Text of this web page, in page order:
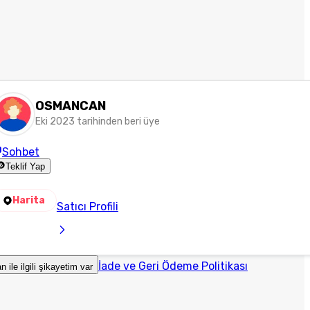
OSMANCAN
Eki 2023 tarihinden beri üye
Sohbet
Teklif Yap
Harita Satıcı Profili
ile ilgili şikayetim var İade ve Geri Ödeme Politikası